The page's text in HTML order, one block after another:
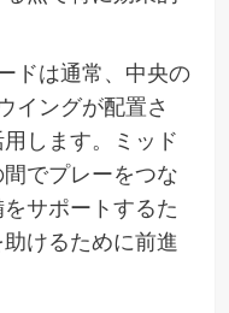
ドは通常、中央の
イングが配置さ
します。ミッド
でプレーをつな
サポートするた
けるために前進